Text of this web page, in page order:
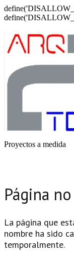
Proyectos a medida
Página
La página que
nombre ha sido
temporalmente.